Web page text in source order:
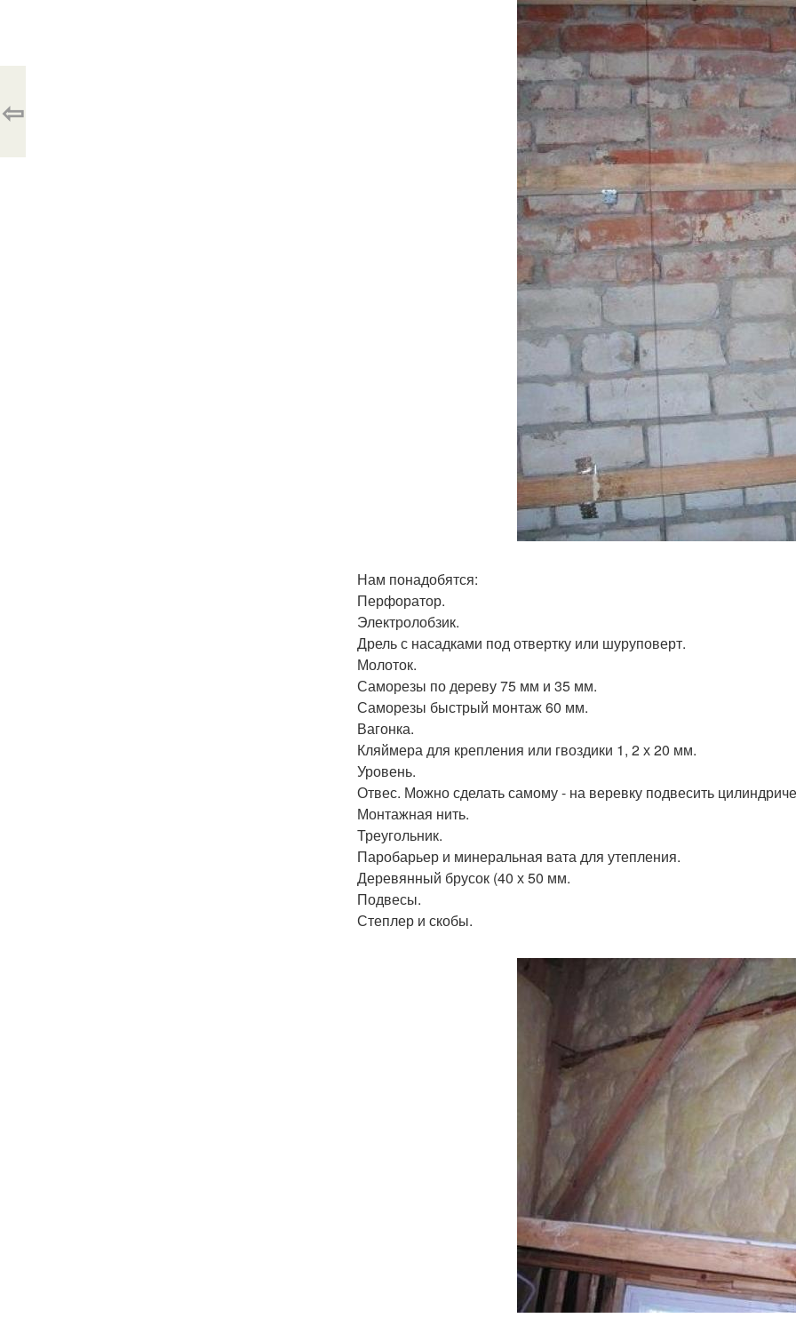
Нам понадобятся:
Перфоратор.
Электролобзик.
Дрель с насадками под отвертку или шуруповерт.
Молоток.
Саморезы по дереву 75 мм и 35 мм.
Саморезы быстрый монтаж 60 мм.
Вагонка.
Кляймера для крепления или гвоздики 1, 2 х 20 мм.
Уровень.
Отвес. Можно сделать самому - на веревку подвесить
Монтажная нить.
Треугольник.
Паробарьер и минеральная вата для утепления.
Деревянный брусок (40 х 50 мм.
Подвесы.
Степлер и скобы.
⇦